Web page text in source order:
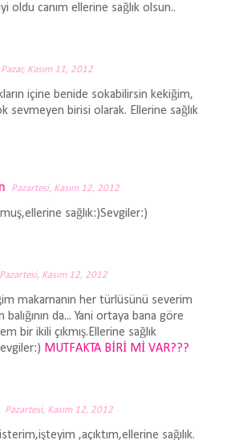
oldu canım ellerine sağlık olsun..
Pazar, Kasım 11, 2012
içine benide sokabilirsin kekiğim,
sevmeyen birisi olarak. Ellerine sağlık
Pazartesi, Kasım 12, 2012
sağlık:)Sevgiler:)
Pazartesi, Kasım 12, 2012
makarnanın her türlüsünü severim
balığının da... Yani ortaya bana göre
bir ikili çıkmış.Ellerine sağlık
MUTFAKTA BİRİ Mİ VAR???
Pazartesi, Kasım 12, 2012
,açıktım,ellerine sağılık.